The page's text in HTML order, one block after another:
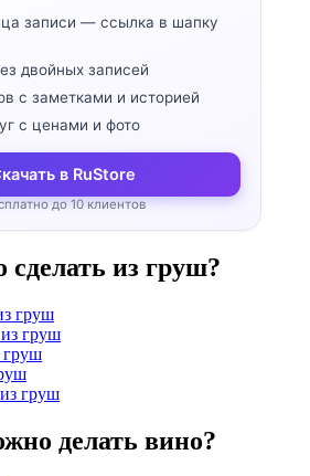
записи — ссылка в шапку
двойных записей
с заметками и историей
с ценами и фото
в RuStore
до 10 клиентов
из груш?
груш
груш
груш
груш
делать вино?